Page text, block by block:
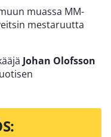
muassa MM-
mestaruutta
Johan Olofsson